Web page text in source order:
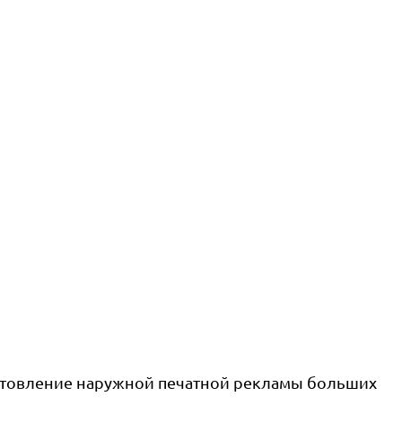
наружной печатной рекламы больших